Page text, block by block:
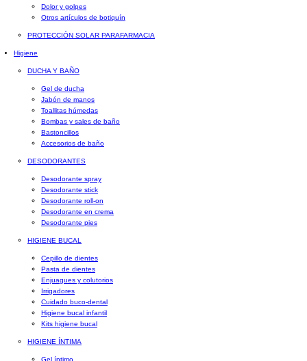
Dolor y golpes
Otros artículos de botiquín
PROTECCIÓN SOLAR PARAFARMACIA
Higiene
DUCHA Y BAÑO
Gel de ducha
Jabón de manos
Toallitas húmedas
Bombas y sales de baño
Bastoncillos
Accesorios de baño
DESODORANTES
Desodorante spray
Desodorante stick
Desodorante roll-on
Desodorante en crema
Desodorante pies
HIGIENE BUCAL
Cepillo de dientes
Pasta de dientes
Enjuagues y colutorios
Irrigadores
Cuidado buco-dental
Higiene bucal infantil
Kits higiene bucal
HIGIENE ÍNTIMA
Gel íntimo